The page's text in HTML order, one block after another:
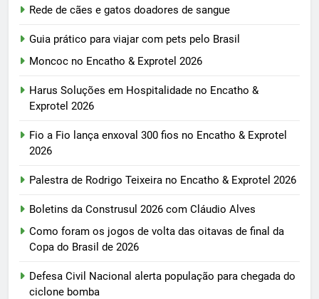
Rede de cães e gatos doadores de sangue
Guia prático para viajar com pets pelo Brasil
Moncoc no Encatho & Exprotel 2026
Harus Soluções em Hospitalidade no Encatho &
Exprotel 2026
Fio a Fio lança enxoval 300 fios no Encatho & Exprotel
2026
Palestra de Rodrigo Teixeira no Encatho & Exprotel 2026
Boletins da Construsul 2026 com Cláudio Alves
Como foram os jogos de volta das oitavas de final da
Copa do Brasil de 2026
Defesa Civil Nacional alerta população para chegada do
ciclone bomba